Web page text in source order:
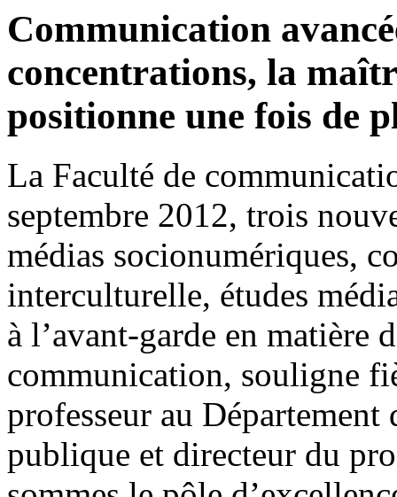
Communication
concentrations, la
positionne une fois de
La Faculté de
septembre 2012, trois
médias socionumériques,
interculturelle, études
à l’avant-garde en matière
communication, souligne
professeur au
publique et directeur du